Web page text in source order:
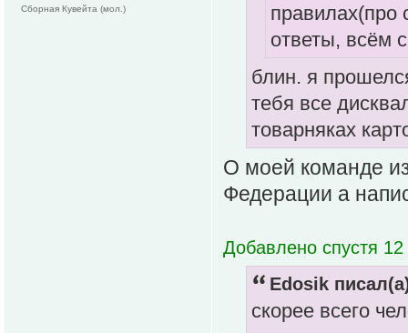
правилах(про
ответы, всём
блин. я
тебя все
товарняках
О моей команде
Федерации а
Добавлено спустя
Edosik
скорее всего
Сборная Кувейта (мол.)